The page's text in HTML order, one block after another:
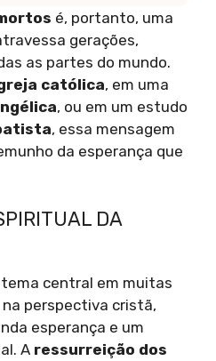
é, portanto, uma
gerações,
as partes do mundo.
católica, em uma
, ou em um estudo
, essa mensagem
da esperança que
DA
tema central em muitas
perspectiva cristã,
esperança e um
A ressurreição dos